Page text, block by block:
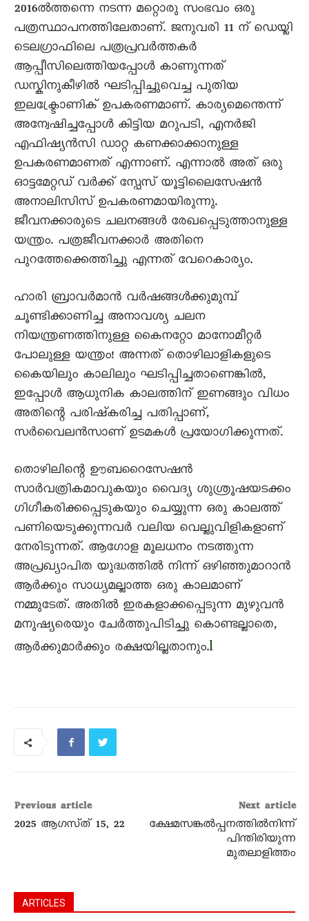
2016ൽത്തന്നെ നടന്ന മറ്റൊരു സംഭവം ഒരു
പത്രസ്ഥാപനത്തിലേതാണ്. ജനുവരി 11 ന് ഡെയ്ലി
ടെലഗ്രാഫിലെ പത്രപ്രവർത്തകർ
ആപ്പീസിലെത്തിയപ്പോൾ കാണുന്നത്
ഡസ്കിനുകീഴിൽ ഘടിപ്പിച്ചുവെച്ച പുതിയ
ഇലക്ട്രോണിക് ഉപകരണമാണ്. കാര്യമെന്തെന്ന്
അന്വേഷിച്ചപ്പോൾ കിട്ടിയ മറുപടി, എനർജി
എഫിഷ്യൻസി ഡാറ്റ കണക്കാക്കാനുള്ള
ഉപകരണമാണത് എന്നാണ്. എന്നാൽ അത് ഒരു
ഓട്ടമേറ്റഡ് വർക്ക് സ്പേസ് യൂട്ടിലൈസേഷൻ
അനാലിസിസ് ഉപകരണമായിരുന്നു.
ജീവനക്കാരുടെ ചലനങ്ങൾ രേഖപ്പെടുത്താനുള്ള
യന്ത്രം. പത്രജീവനക്കാർ അതിനെ
പുറത്തേക്കെത്തിച്ചു എന്നത് വേറെകാര്യം.
ഹാരി ബ്രാവർമാൻ വർഷങ്ങൾക്കുമുമ്പ്
ചൂണ്ടിക്കാണിച്ച അനാവശ്യ ചലന
നിയന്ത്രണത്തിനുള്ള കൈനറ്റോ മാനോമീറ്റർ
പോലുള്ള യന്ത്രം! അന്നത് തൊഴിലാളികളുടെ
കൈയിലും കാലിലും ഘടിപ്പിച്ചതാണെങ്കിൽ,
ഇപ്പോൾ ആധുനിക കാലത്തിന് ഇണങ്ങും വിധം
അതിന്റെ പരിഷ്കരിച്ച പതിപ്പാണ്,
സർവൈലൻസാണ് ഉടമകൾ പ്രയോഗിക്കുന്നത്.
തൊഴിലിന്റെ ഊബറൈസേഷൻ
സാർവത്രികമാവുകയും വൈദ്യ ശുശ്രൂഷയടക്കം
ഗിഗീകരിക്കപ്പെടുകയും ചെയ്യുന്ന ഒരു കാലത്ത്
പണിയെടുക്കുന്നവർ വലിയ വെല്ലുവിളികളാണ്
നേരിടുന്നത്. ആഗോള മൂലധനം നടത്തുന്ന
അപ്രഖ്യാപിത യുദ്ധത്തിൽ നിന്ന് ഒഴിഞ്ഞുമാറാൻ
ആർക്കും സാധ്യമല്ലാത്ത ഒരു കാലമാണ്
നമ്മുടേത്. അതിൽ ഇരകളാക്കപ്പെടുന്ന മുഴുവൻ
മനുഷ്യരെയും ചേർത്തുപിടിച്ചു കൊണ്ടല്ലാതെ,
ആർക്കുമാർക്കും രക്ഷയില്ലതാനും.l
Previous article
2025 ആഗസ്‌ത്‌ 15, 22
Next article
ക്ഷേമസങ്കൽപ്പനത്തിൽനിന്ന്
പിന്തിരിയുന്ന
മുതലാളിത്തം
ARTICLES